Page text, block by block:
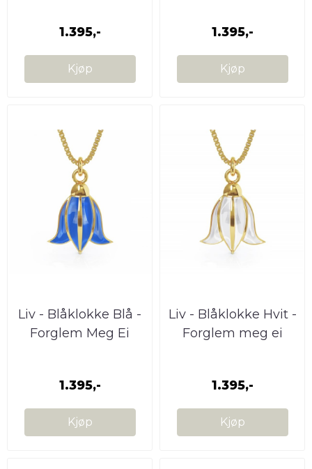
1.395,-
Kjøp
1.395,-
Kjøp
Liv - Blåklokke Blå -
Forglem Meg Ei
1.395,-
Kjøp
Liv - Blåklokke Hvit -
Forglem meg ei
1.395,-
Kjøp